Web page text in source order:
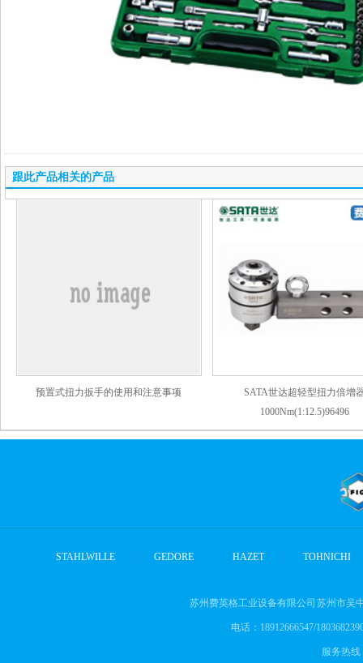
跟此产品相关的产品
预置式扭力扳手的使用和注意事项
SATA世达超轻型扭力倍增
1000Nm(1:12.5)96496
STAHLWILLE GEDORE HAZET TOHNICHI
苏州费英格工业设备有限公司 苏州市吴
电话：18912666547/
服务热线